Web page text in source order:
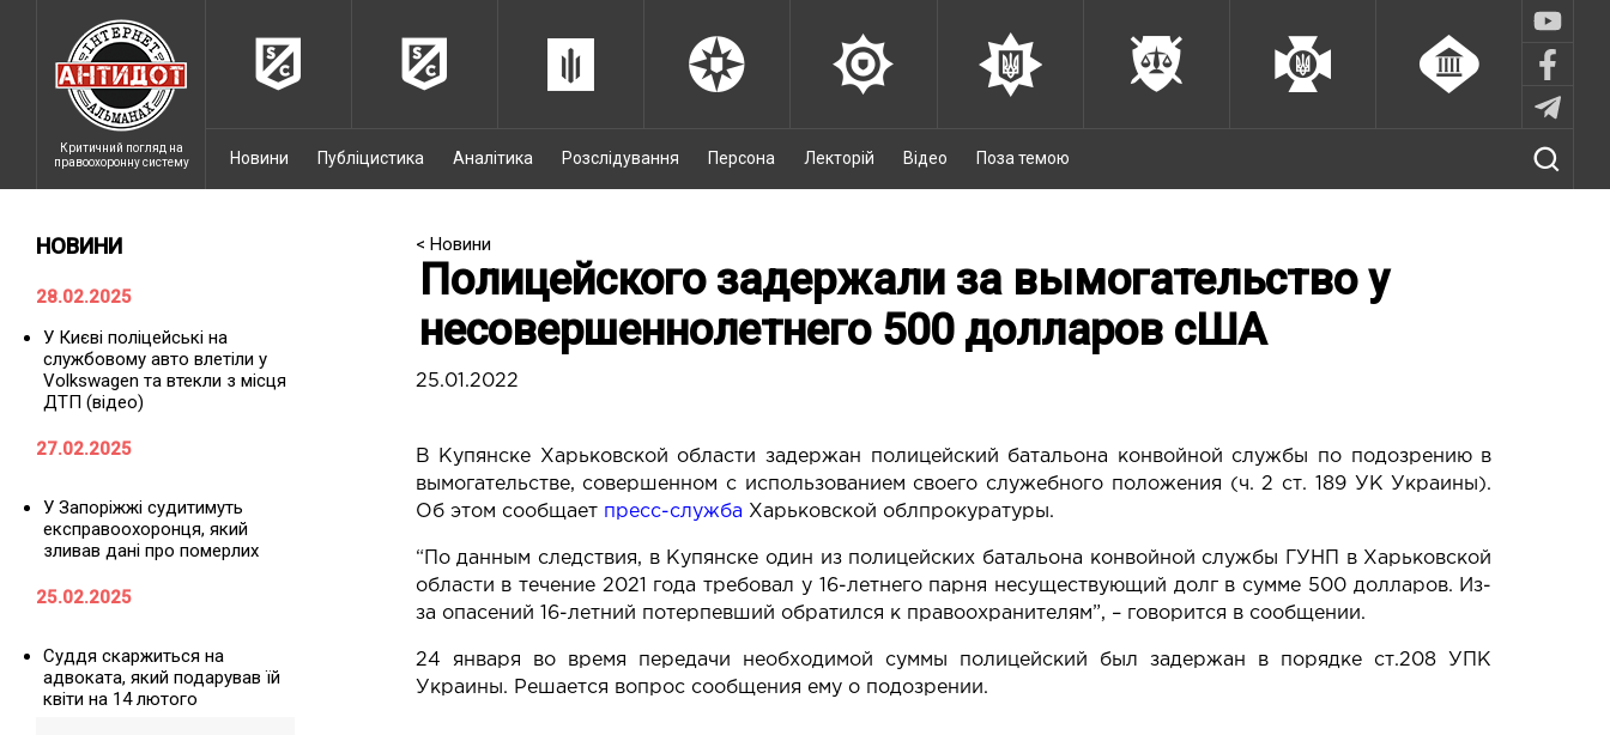
Критичний погляд на
правоохоронну систему
Новини Публіцистика Аналітика Розслідування Персона Лекторій Відео Поза темою
НОВИНИ
28.02.2025
У Києві поліцейські на
службовому авто влетіли у
Volkswagen та втекли з місця
ДТП (відео)
27.02.2025
У Запоріжжі судитимуть
експравоохоронця, який
зливав дані про померлих
25.02.2025
Суддя скаржиться на
адвоката, який подарував їй
квіти на 14 лютого
< Новини
Полицейского задержали за вымогательство у
несовершеннолетнего 500 долларов сША
25.01.2022
В Купянске Харьковской области задержан полицейский батальона конвойной службы по подозрению в
вымогательстве, совершенном с использованием своего служебного положения (ч. 2 ст. 189 УК Украины).
Об этом сообщает пресс-служба Харьковской облпрокуратуры.
“По данным следствия, в Купянске один из полицейских батальона конвойной службы ГУНП в Харьковской
области в течение 2021 года требовал у 16-летнего парня несуществующий долг в сумме 500 долларов. Из-
за опасений 16-летний потерпевший обратился к правоохранителям”, – говорится в сообщении.
24 января во время передачи необходимой суммы полицейский был задержан в порядке ст.208 УПК
Украины. Решается вопрос сообщения ему о подозрении.